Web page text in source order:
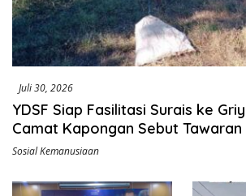
Juli 30, 2026
YDSF Siap Fasilitasi Surais ke
Camat Kapongan Sebut
Disampaikan
Sosial Kemanusiaan